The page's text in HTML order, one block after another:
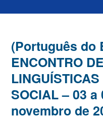
(Português do
ENCONTRO
SOCIAL – 03 a
novembro de